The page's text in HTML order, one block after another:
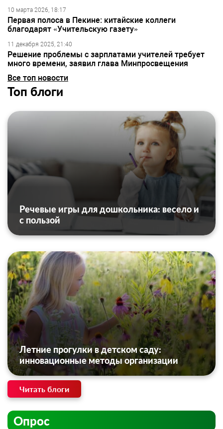
10 марта 2026, 18:17
Первая полоса в Пекине: китайские коллеги
благодарят «Учительскую газету»
11 декабря 2025, 21:40
Решение проблемы с зарплатами учителей требует
много времени, заявил глава Минпросвещения
Все топ новости
Топ блоги
Речевые игры для дошкольника: весело и
с пользой
Летние прогулки в детском саду:
инновационные методы организации
Читать блоги
Опрос